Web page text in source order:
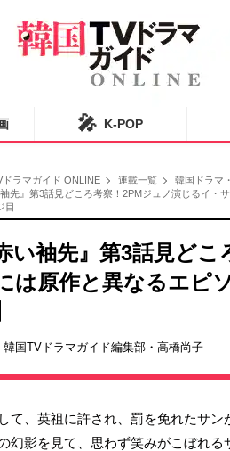
🎤 K-POP
ドラマガイド ONLINE 連載一覧
韓国ドラマ
袖先』第3話見どころ考察！2PMジュノ演じるイ・
目
い袖先』第3話見ど
は原作と異なるエピ
韓国TVドラマガイド編集部・高橋尚子
て、英祖に許され、罰を免れたサン
幻影を見て、思わず笑みがこぼれ